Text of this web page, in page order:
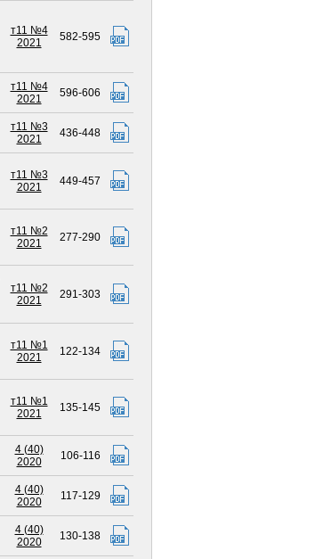
т11 №4
2021
582-595
т11 №4
2021
596-606
т11 №3
2021
436-448
т11 №3
2021
449-457
т11 №2
2021
277-290
т11 №2
2021
291-303
т11 №1
2021
122-134
т11 №1
2021
135-145
4 (40)
2020
106-116
4 (40)
2020
117-129
4 (40)
2020
130-138